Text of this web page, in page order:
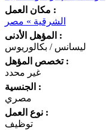
مكان العمل :
الشرقية » مصر
المؤهل الأدنى :
ليسانس / بكالوريوس
تخصص المؤهل :
غير محدد
الجنسية :
مصري
نوع العمل :
توظيف